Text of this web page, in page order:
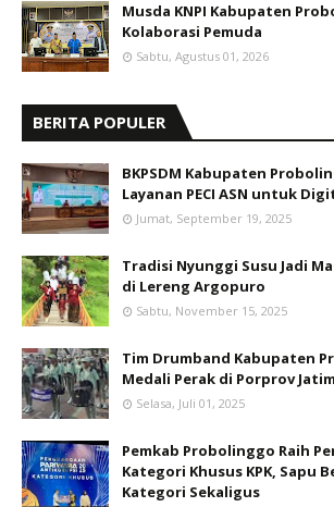
Musda KNPI Kabupaten
Kolaborasi Pemuda
Sabtu, Agustus 01, 2026
BERITA POPULER
BKPSDM Kabupaten
Layanan PECI ASN untuk
Jumat, September 19, 2025
Tradisi Nyunggi Susu Jadi
di Lereng Argopuro
Sabtu, November 15, 2025
Tim Drumband Kabupaten
Medali Perak di Porprov
Selasa, Juli 01, 2025
Pemkab Probolinggo Raih
Kategori Khusus KPK, Sapu
Kategori Sekaligus